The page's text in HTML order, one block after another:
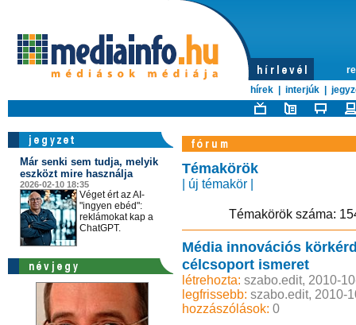
hírek
interjúk
Már senki sem tudja, melyik
eszközt mire használja
2026-02-10 18:35
Véget ért az AI-
"ingyen ebéd":
reklámokat kap a
ChatGPT.
Témakörök
| új témakör |
Témakörök száma:
Média innovációs
célcsoport ismeret
létrehozta: szabo.edit, 2010-
legfrissebb: szabo.edit, 2010-
hozzászólások: 0